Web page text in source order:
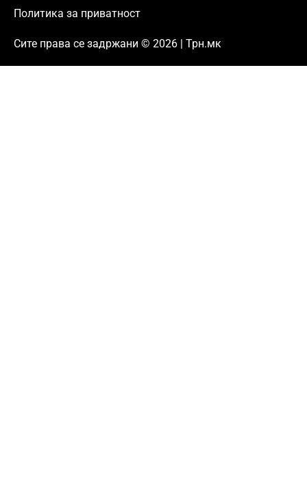
Политика за приватност
Сите права се задржани © 2026 | Трн.мк